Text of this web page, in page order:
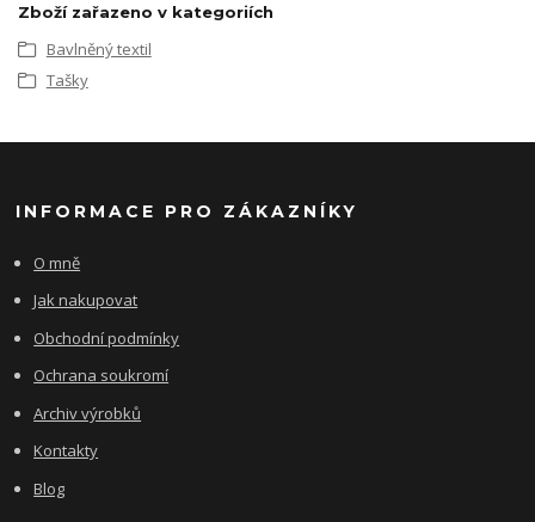
Zboží zařazeno v kategoriích
Bavlněný textil
Tašky
INFORMACE PRO ZÁKAZNÍKY
O mně
Jak nakupovat
Obchodní podmínky
Ochrana soukromí
Archiv výrobků
Kontakty
Blog